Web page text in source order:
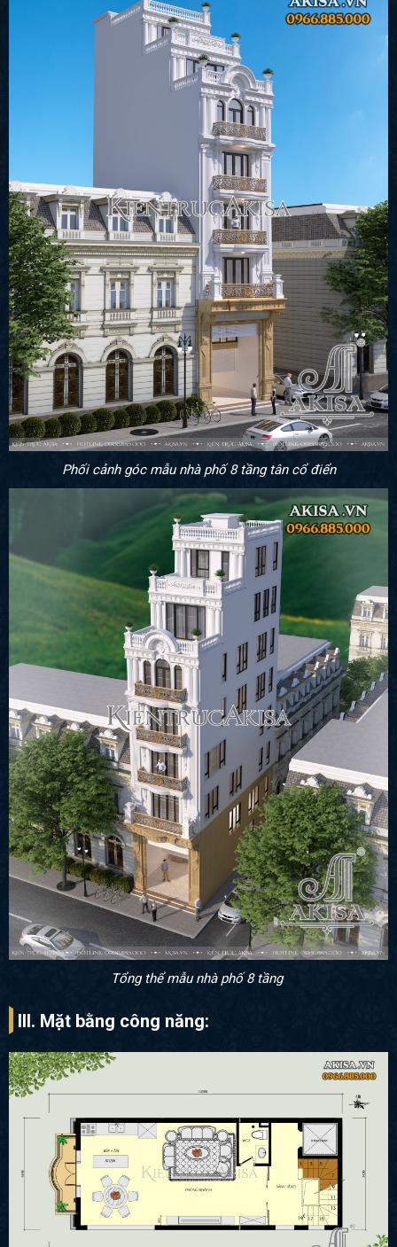
Phối cảnh góc mẫu nhà phố 8 tầng tân cổ điển
Tổng thể mẫu nhà phố 8 tầng
III. Mặt bằng công năng: